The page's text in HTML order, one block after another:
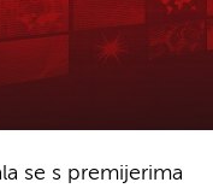
se s premijerima